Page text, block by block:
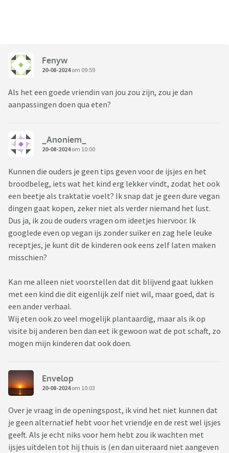
Fenyw
20-08-2024om 09:59
Als het een goede vriendin van jou zou zijn, zou je dan
aanpassingen doen qua eten?
_Anoniem_
20-08-2024om 10:00
Kunnen die ouders je geen tips geven voor de ijsjes en het
broodbeleg, iets wat het kind erg lekker vindt, zodat het ook
een beetje als traktatie voelt? Ik snap dat je geen dure vegan
dingen gaat kopen, zeker niet als verder niemand het lust.
Dus ja, ik zou de ouders vragen om ideetjes hiervoor. Ik
googlede even op vegan ijs zonder suiker en zag hele leuke
receptjes, je kunt dit de kinderen ook eens zelf laten maken
misschien?
Kan me alleen niet voorstellen dat dit blijvend gaat lukken
met een kind die dit eigenlijk zelf niet wil, maar goed, dat is
een ander verhaal.
Wij eten ook zo veel mogelijk plantaardig, maar als ik op
visite bij anderen ben dan eet ik gewoon wat de pot schaft, zo
mogen mijn kinderen dat ook doen.
Envelop
20-08-2024om 10:03
Over je vraag in de openingspost, ik vind het niet kunnen dat
je geen alternatief hebt voor het vriendje en de rest wel ijsjes
geeft. Als je echt niks voor hem hebt zou ik wachten met
ijsjes uitdelen tot hij thuis is (en dan uiteraard niet aangeven